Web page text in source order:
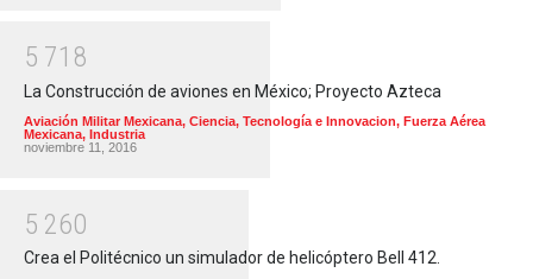
5 71 8
La Construcción de aviones en México; Proyecto Azteca
Aviación Militar Mexicana, Ciencia, Tecnología e Innovacion, Fuerza Aérea
Mexicana, Industria
noviembre 11, 2016
5 260
Crea el Politécnico un simulador de helicóptero Bell 412.